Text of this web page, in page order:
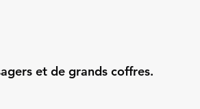
et de grands coffres.